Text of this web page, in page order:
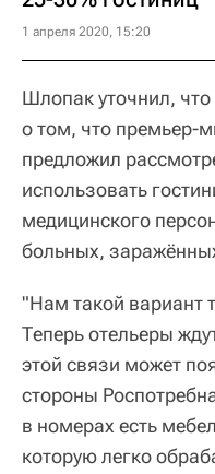
1 апреля 2020, 15:20
Шлопак уточнил,
о том, что премьер-
предложил
использовать
медицинского
больных,
"Нам такой вариант
Теперь отельеры
этой связи может
стороны
в номерах есть
которую легко